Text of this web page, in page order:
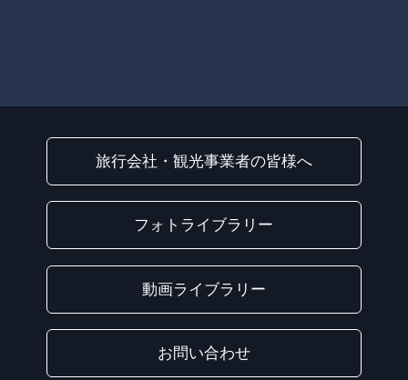
旅行会社・観光事業者の皆様へ
フォトライブラリー
動画ライブラリー
お問い合わせ